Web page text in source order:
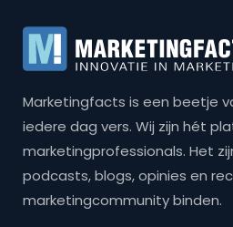
Marketingfacts is een beetje
iedere dag vers. Wij zijn hét
marketingprofessionals. Het
podcasts, blogs, opinies en
marketingcommunity binden.